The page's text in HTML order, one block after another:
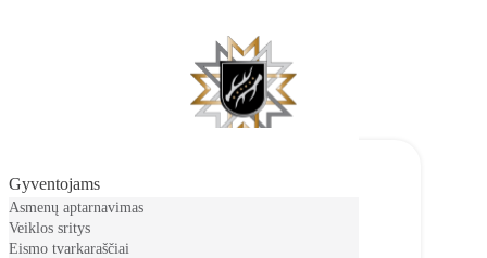
Gyventojams
Asmenų aptarnavimas
Veiklos sritys
Eismo tvarkaraščiai